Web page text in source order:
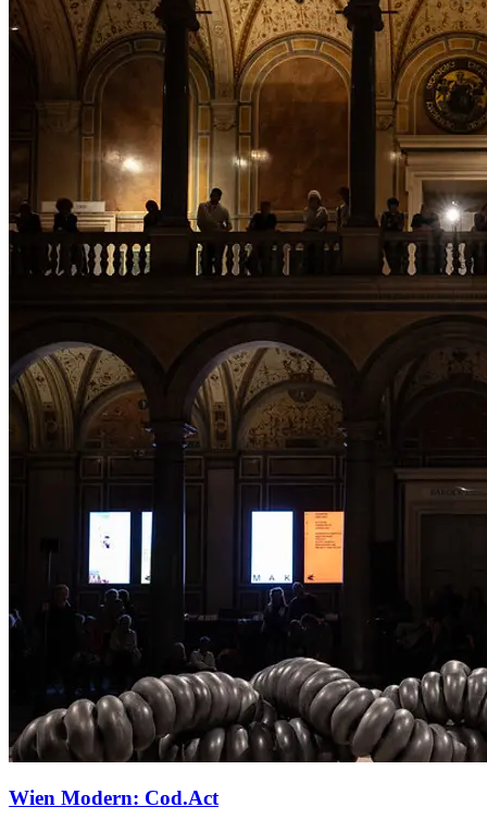
Wien Modern: Cod.Act